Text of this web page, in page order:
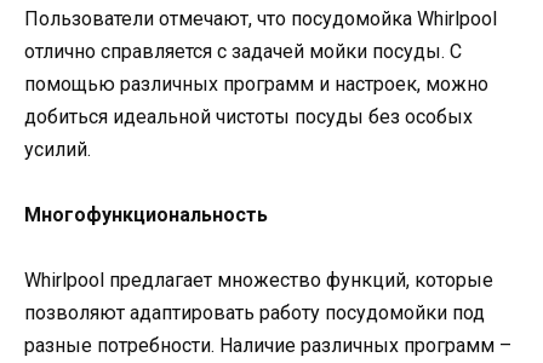
Пользователи отмечают, что посудомойка Whirlpool
отлично справляется с задачей мойки посуды. С
помощью различных программ и настроек, можно
добиться идеальной чистоты посуды без особых
усилий.
Многофункциональность
Whirlpool предлагает множество функций, которые
позволяют адаптировать работу посудомойки под
разные потребности. Наличие различных программ –